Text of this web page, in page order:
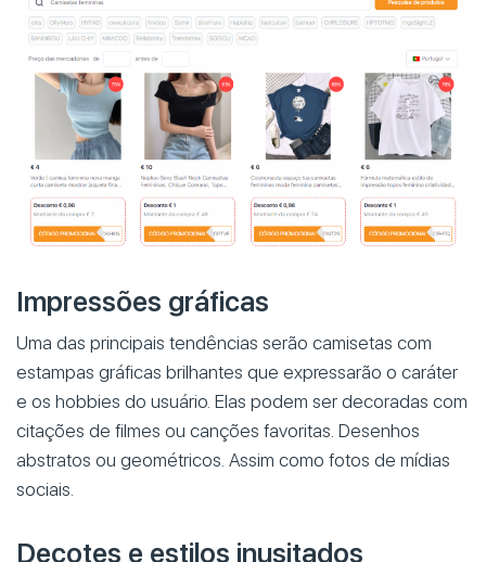
Impressões gráficas
Uma das principais tendências serão camisetas com
estampas gráficas brilhantes que expressarão o caráter
e os hobbies do usuário. Elas podem ser decoradas com
citações de filmes ou canções favoritas. Desenhos
abstratos ou geométricos. Assim como fotos de mídias
sociais.
Decotes e estilos inusitados